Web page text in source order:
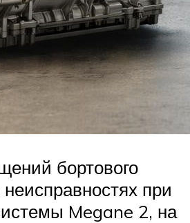
бортового
при
Megane 2, на